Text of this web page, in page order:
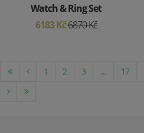
Watch & Ring Set
6183 Kč6870 Kč
1 2 3 … 17